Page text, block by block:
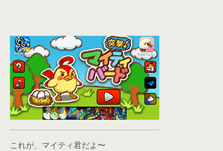
これが、マイティ君だよ〜